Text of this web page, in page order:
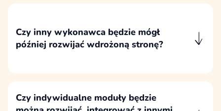
Czy inny wykonawca będzie mógł
później rozwijać wdrożoną stronę?
WordPress będzie mógł później rozwijać
stronę.
Czy indywidualne moduły będzie